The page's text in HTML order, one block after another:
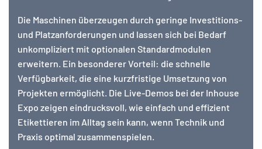
Die Maschinen überzeugen durch geringe Investitions-
und Platzanforderungen und lassen sich bei Bedarf
unkompliziert mit optionalen Standardmodulen
erweitern. Ein besonderer Vorteil: die schnelle
Verfügbarkeit, die eine kurzfristige Umsetzung von
Projekten ermöglicht. Die Live-Demos bei der Inhouse
Expo zeigen eindrucksvoll, wie einfach und effizient
Etikettieren im Alltag sein kann, wenn Technik und
Praxis optimal zusammenspielen.